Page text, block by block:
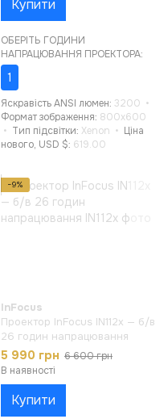
Купити
ОБЕРІТЬ ГОДИНИ
НАПРАЦЮВАННЯ ПРОЕКТОРА:
1
Яскравість ANSI люмен 3200
Формат зображення 800x600
Тип підсвітки Xenon
Ціна
нового, USD $ 619.00
−9%
InFocus
Проектор InFocus IN112x — б/в
26 годин напрацювання
5 990 грн 6 600 грн
В наявності
Купити